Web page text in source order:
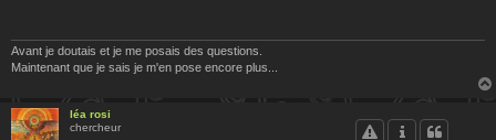
Avant je doutais et je me posais des questions.
Maintenant que je sais je m'en pose encore plus...
léa rosi
chercheur